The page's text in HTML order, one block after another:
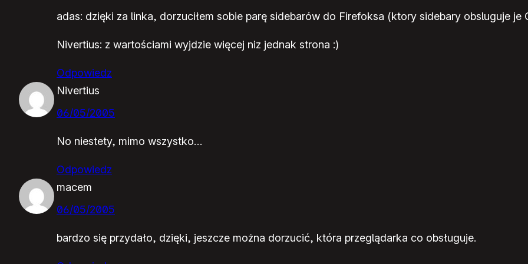
adas: dzięki za linka, dorzuciłem sobie parę sidebarów do Firefoksa (ktory sidebary obsluguje je
Nivertius: z wartościami wyjdzie więcej niz jednak strona :)
Odpowiedz
Nivertius
06/05/2005
No niestety, mimo wszystko…
Odpowiedz
macem
06/05/2005
bardzo się przydało, dzięki, jeszcze można dorzucić, która przeglądarka co obsługuje.